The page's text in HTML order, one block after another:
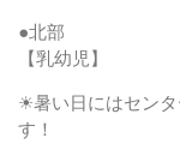
●北部
【乳幼児】
☀暑い日にはセン
す！